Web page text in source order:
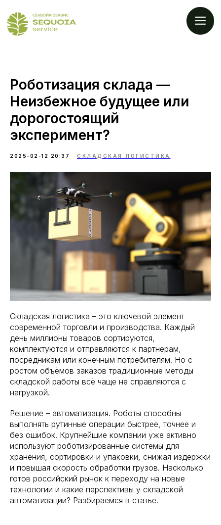
Роботизация склада —
Неизбежное будущее или
дорогостоящий
эксперимент?
2025-02-12 20:37 СКЛАДСКАЯ ЛОГИСТИКА
Складская логистика – это ключевой элемент
современной торговли и производства. Каждый
день миллионы товаров сортируются,
комплектуются и отправляются к партнерам,
посредникам или конечным потребителям. Но с
ростом объёмов заказов традиционные методы
складской работы всё чаще не справляются с
нагрузкой.
Решение – автоматизация. Роботы способны
выполнять рутинные операции быстрее, точнее и
без ошибок. Крупнейшие компании уже активно
используют роботизированные системы для
хранения, сортировки и упаковки, снижая издержки
и повышая скорость обработки грузов. Насколько
готов российский рынок к переходу на новые
технологии и какие перспективы у складской
автоматизации? Разбираемся в статье.